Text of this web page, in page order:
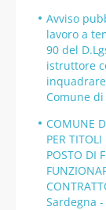
Avviso
lavoro a
90 del
istruttore
Comune
COMUNE
PER
POSTO DI
Sardegna